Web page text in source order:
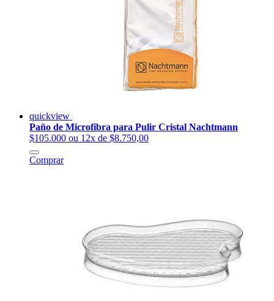
quickview
Paño de Microfibra para Pulir Cristal Nachtmann
$105.000 ou 12x de $8.750,00
Comprar